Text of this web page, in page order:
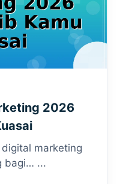
2026
marketing
bagi… ...